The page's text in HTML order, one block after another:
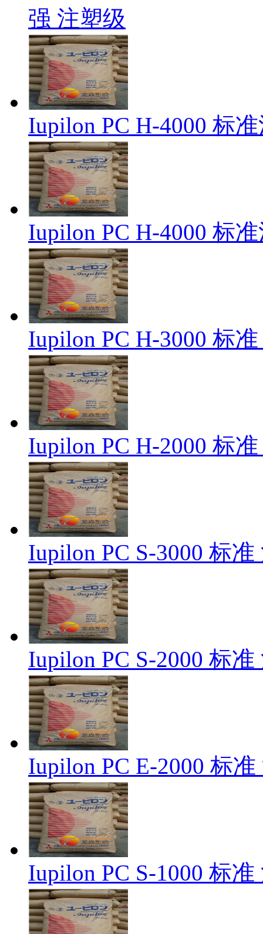
强 注塑级
Iupilon PC H-4000 标
Iupilon PC H-4000 标
Iupilon PC H-3000 标
Iupilon PC H-2000 标
Iupilon PC S-3000 标
Iupilon PC S-2000 标
Iupilon PC E-2000 标
Iupilon PC S-1000 标